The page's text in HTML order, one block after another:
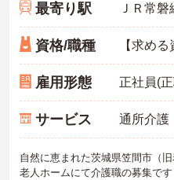
最寄り駅
資格/職種
雇用形態 正社員(
サービス 通所介護
自然に恵まれた茨城県笠間市（
老人ホームにて介護職の募集です